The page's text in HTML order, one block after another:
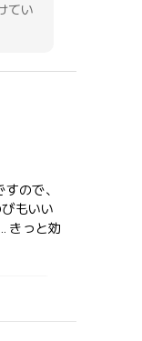
てい
ので、
もいい
きっと効
ござ